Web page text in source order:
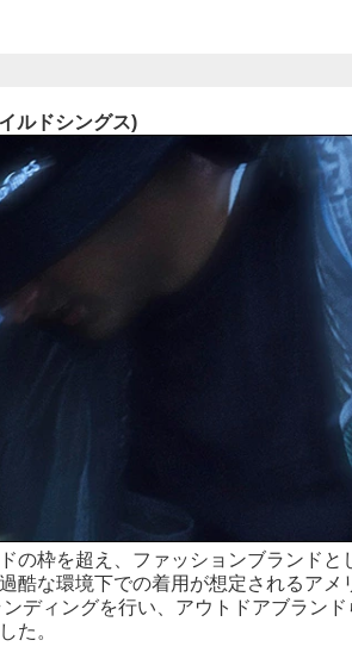
ルドシングス)
の枠を超え、ファッションブランドと
酷な環境下での着用が想定されるアメ
ディングを行い、アウトドアブラン
た。